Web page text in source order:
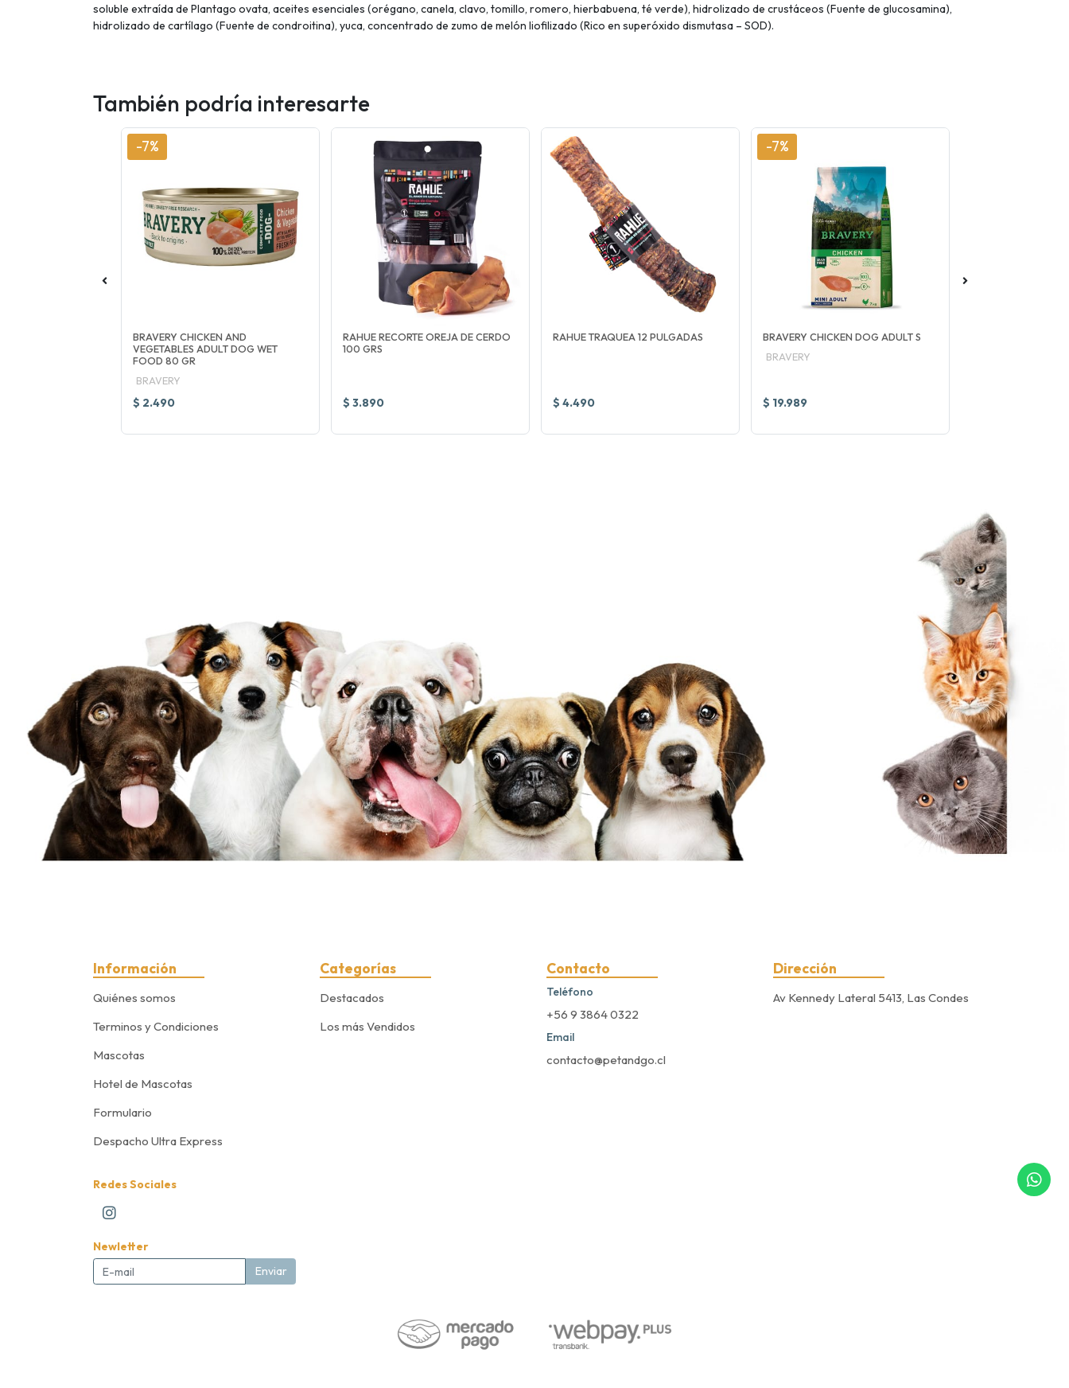
soluble extraída de Plantago ovata, aceites esenciales (orégano, canela, clavo, tomillo, romero, hierbabuena, té verde), hidrolizado de crustáceos (Fuente de glucosamina),
hidrolizado de cartílago (Fuente de condroitina), yuca, concentrado de zumo de melón liofilizado (Rico en superóxido dismutasa – SOD).
También podría interesarte
-7%
BRAVERY CHICKEN AND
VEGETABLES ADULT DOG WET
FOOD 80 GR
BRAVERY
$ 2.490
RAHUE RECORTE OREJA DE CERDO
100 GRS
$ 3.890
RAHUE TRAQUEA 12 PULGADAS
$ 4.490
-7%
BRAVERY CHICKEN DOG ADULT S
BRAVERY
$ 19.989
Información
Quiénes somos
Terminos y Condiciones
Mascotas
Hotel de Mascotas
Formulario
Despacho Ultra Express
Categorías
Destacados
Los más Vendidos
Contacto
Teléfono
+56 9 3864 0322
Email
contacto@petandgo.cl
Dirección
Av Kennedy Lateral 5413, Las Condes
Redes Sociales
Newletter
Enviar